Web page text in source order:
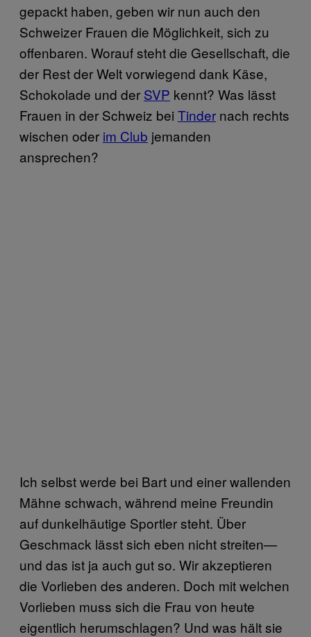
gepackt haben, geben wir nun auch den
Schweizer Frauen die Möglichkeit, sich zu
offenbaren. Worauf steht die Gesellschaft, die
der Rest der Welt vorwiegend dank Käse,
Schokolade und der SVP kennt? Was lässt
Frauen in der Schweiz bei Tinder nach rechts
wischen oder im Club jemanden
ansprechen?
Ich selbst werde bei Bart und einer wallenden
Mähne schwach, während meine Freundin
auf dunkelhäutige Sportler steht. Über
Geschmack lässt sich eben nicht streiten—
und das ist ja auch gut so. Wir akzeptieren
die Vorlieben des anderen. Doch mit welchen
Vorlieben muss sich die Frau von heute
eigentlich herumschlagen? Und was hält sie